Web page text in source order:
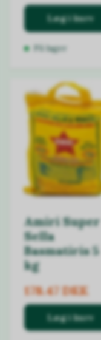
Læg i kurv
På lager
Amiri Super
Sella
Basmatiris 5
kg
178.47 DKK
Læg i kurv